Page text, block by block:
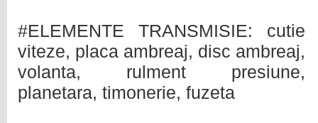
#ELEMENTE TRANSMISIE: cutie
viteze, placa ambreaj, disc ambreaj,
volanta, rulment presiune,
planetara, timonerie, fuzeta